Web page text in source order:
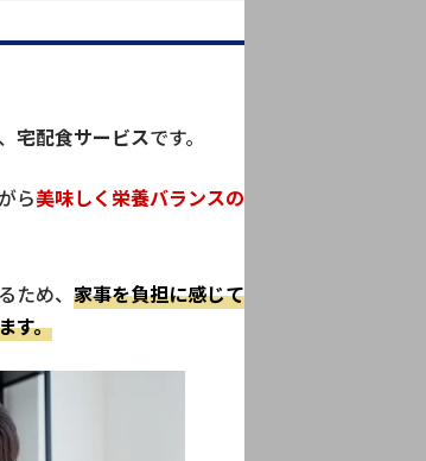
宅配食サービスです。
ら美味しく栄養バランスの
ため、 家事を負担に感じて
す。